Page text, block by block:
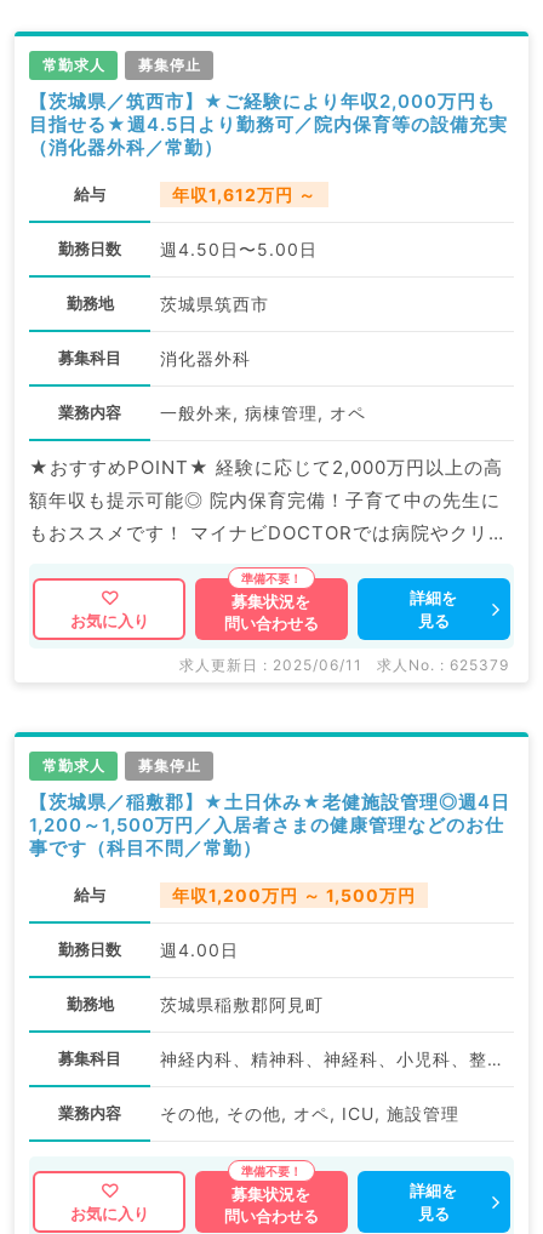
常勤求人 募集停止
【茨城県／筑西市】★ご経験により年収2,000万円も
目指せる★週4.5日より勤務可／院内保育等の設備充実
（消化器外科／常勤）
給与 年収1,612万円 ～
勤務日数 週4.50日〜5.00日
勤務地 茨城県筑西市
募集科目 消化器外科
業務内容 一般外来, 病棟管理, オペ
★おすすめPOINT★ 経験に応じて2,000万円以上の高
額年収も提示可能◎ 院内保育完備！子育て中の先生に
もおススメです！ マイナビDOCTORでは病院やクリニ
ックなどの医療機関求人はもちろんのこと、 掲載情報
以外にも産業医等の企業系求人も多数扱っています。
求人内容の詳細等はお気軽にお問合せ下さい。
お気に入り
募集状況を
問い合わせる
詳細を
見る
求人更新日 : 2025/06/11 求人No. : 625379
常勤求人 募集停止
【茨城県／稲敷郡】★土日休み★老健施設管理◎週4日
1,200～1,500万円／入居者さまの健康管理などのお仕
事です（科目不問／常勤）
給与 年収1,200万円 ～ 1,500万円
勤務日数 週4.00日
勤務地 茨城県稲敷郡阿見町
募集科目 神経内科、精神科、神経科、小児科、整形外科、形成外科、美容外科、脳神経外科、呼吸器外科、心臓血管外科、小児外科、産婦人科、婦人科、眼科、耳鼻咽喉科、気管食道科、麻酔科、ペインクリニック、人工透析科、緩和ケア科、一般内科、循環器内科、呼吸器内科、消化器内科、内分泌・代謝内科、腎臓内科、老年内科、外科系全般、一般外科、消化器外科、乳腺外科、総合診療科、美容皮膚科、健診・人間ドック、救急科・ＩＣＵ、病理科、スポーツ整形外科、大腸・肛門外科、脊髄・脊椎外科
業務内容 その他, その他, オペ, ICU, 施設管理
お気に入り
募集状況を
問い合わせる
詳細を
見る